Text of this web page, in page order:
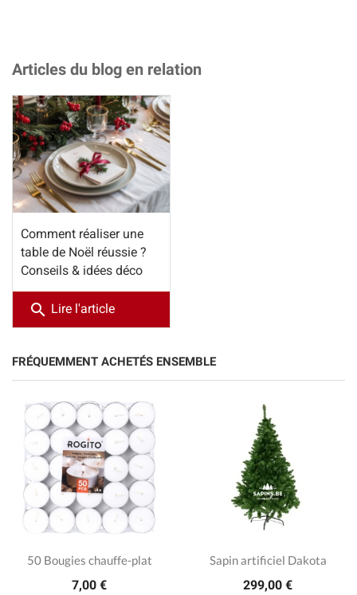
Articles du blog en relation
Comment réaliser une
table de Noël réussie ?
Conseils & idées déco
search Lire l'article
FRÉQUEMMENT ACHETÉS ENSEMBLE
50 Bougies chauffe-plat
7,00 €
Sapin artificiel Dakota
299,00 €